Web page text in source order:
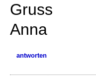
Gruss
Anna
antworten